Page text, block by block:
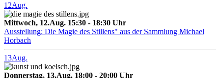
12Aug.
Mittwoch, 12.Aug. 15:30 - 18:30 Uhr
Ausstellung: Die Magie des Stillens" aus der Sammlung Michael
Horbach
13Aug.
Donnerstag, 13.Aug. 18:00 - 20:00 Uhr